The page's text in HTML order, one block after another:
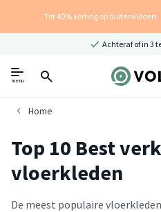
Tot 40% korting op buitenkleden
Achteraf of in 3
menu
Home
Top 10 Best
vloerkleden
De meest populaire